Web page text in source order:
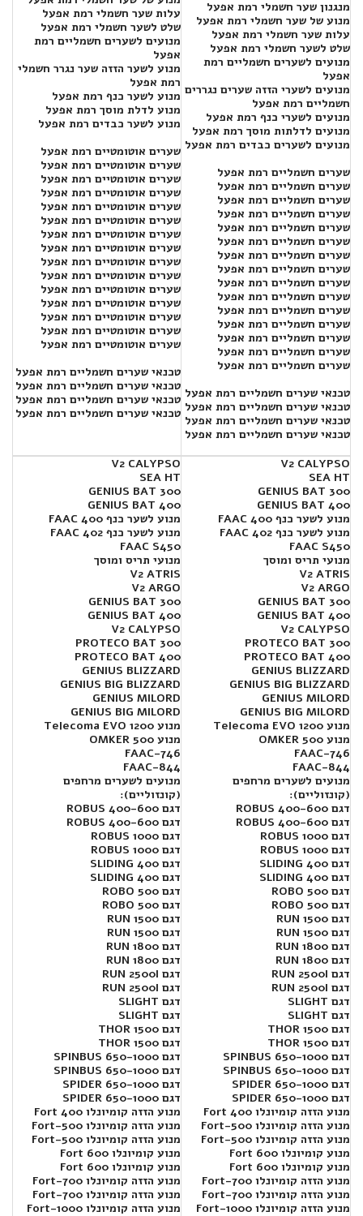
מנגנון שער חשמלי רמת אפעל
מנוע של שער חשמלי רמת אפעל
עלות שער חשמלי רמת אפעל
שלט לשער חשמלי רמת אפעל
מנועים לשערים חשמליים רמת
אפעל
מנועים לשערי הזזה שערים נגררים
חשמליים רמת אפעל
מנועים לשערי כנף רמת אפעל
מנועים לדלתות מוסך רמת אפעל
מנועים לשערים כבדים רמת אפעל
שערים חשמליים רמת אפעל
שערים חשמליים רמת אפעל
שערים חשמליים רמת אפעל
שערים חשמליים רמת אפעל
שערים חשמליים רמת אפעל
שערים חשמליים רמת אפעל
שערים חשמליים רמת אפעל
שערים חשמליים רמת אפעל
שערים חשמליים רמת אפעל
שערים חשמליים רמת אפעל
שערים חשמליים רמת אפעל
שערים חשמליים רמת אפעל
שערים חשמליים רמת אפעל
שערים חשמליים רמת אפעל
שערים חשמליים רמת אפעל
טכנאי שערים חשמליים רמת אפעל
טכנאי שערים חשמליים רמת אפעל
טכנאי שערים חשמליים רמת אפעל
טכנאי שערים חשמליים רמת אפעל
עלות שער חשמלי רמת אפעל
שלט לשער חשמלי רמת אפעל
מנועים לשערים חשמליים רמת
אפעל
מנוע לשער הזזה שער נגרר חשמלי
רמת אפעל
מנוע לשער כנף רמת אפעל
מנוע לדלת מוסך רמת אפעל
מנוע לשער כבדים רמת אפעל
שערים אוטומטיים רמת אפעל
שערים אוטומטיים רמת אפעל
שערים אוטומטיים רמת אפעל
שערים אוטומטיים רמת אפעל
שערים אוטומטיים רמת אפעל
שערים אוטומטיים רמת אפעל
שערים אוטומטיים רמת אפעל
שערים אוטומטיים רמת אפעל
שערים אוטומטיים רמת אפעל
שערים אוטומטיים רמת אפעל
שערים אוטומטיים רמת אפעל
שערים אוטומטיים רמת אפעל
שערים אוטומטיים רמת אפעל
שערים אוטומטיים רמת אפעל
שערים אוטומטיים רמת אפעל
טכנאי שערים חשמליים רמת אפעל
טכנאי שערים חשמליים רמת אפעל
טכנאי שערים חשמליים רמת אפעל
טכנאי שערים חשמליים רמת אפעל
V2 CALYPSO
SEA HT
300 GENIUS BAT
400 GENIUS BAT
מנוע לשער כנף FAAC 400
מנוע לשער כנף FAAC 402
FAAC S450
מנועי תריס ומוסך
V2 ATRIS
V2 ARGO
GENIUS BAT 300
GENIUS BAT 400
V2 CALYPSO
PROTECO BAT 300
PROTECO BAT 400
GENIUS BLIZZARD
GENIUS BIG BLIZZARD
GENIUS MILORD
GENIUS BIG MILORD
מנוע Telecoma EVO 1200
מנוע OMKER 500
FAAC-746
FAAC-844
מנועים לשערים מרחפים
(קונזוליים):
דגם 400-600 ROBUS
דגם 400-600 ROBUS
דגם 1000 ROBUS
דגם 1000 ROBUS
דגם SLIDING 400
דגם SLIDING 400
דגם ROBO 500
דגם ROBO 500
דגם RUN 1500
דגם RUN 1500
דגם RUN 1800
דגם RUN 1800
דגם RUN 2500I
דגם RUN 2500I
דגם SLIGHT
דגם SLIGHT
דגם THOR 1500
דגם THOR 1500
דגם SPINBUS 650-1000
דגם SPINBUS 650-1000
דגם SPIDER 650-1000
דגם SPIDER 650-1000
מנוע הזזה קומיונלו Fort 400
מנוע הזזה קומיונלו Fort-500
מנוע הזזה קומיונלו Fort-500
מנוע קומיונלו 600 Fort
מנוע קומיונלו 600 Fort
מנוע הזזה קומיונלו Fort-700
מנוע הזזה קומיונלו Fort-700
מנוע הזזה קומיונלו Fort-1000
V2 CALYPSO
SEA HT
300 GENIUS BAT
400 GENIUS BAT
מנוע לשער כנף FAAC 400
מנוע לשער כנף FAAC 402
FAAC S450
מנועי תריס ומוסך
V2 ATRIS
V2 ARGO
GENIUS BAT 300
GENIUS BAT 400
V2 CALYPSO
PROTECO BAT 300
PROTECO BAT 400
GENIUS BLIZZARD
GENIUS BIG BLIZZARD
GENIUS MILORD
GENIUS BIG MILORD
מנוע Telecoma EVO 1200
מנוע OMKER 500
FAAC-746
FAAC-844
מנועים לשערים מרחפים
(קונזוליים):
דגם 400-600 ROBUS
דגם 400-600 ROBUS
דגם 1000 ROBUS
דגם 1000 ROBUS
דגם SLIDING 400
דגם SLIDING 400
דגם ROBO 500
דגם ROBO 500
דגם RUN 1500
דגם RUN 1500
דגם RUN 1800
דגם RUN 1800
דגם RUN 2500I
דגם RUN 2500I
דגם SLIGHT
דגם SLIGHT
דגם THOR 1500
דגם THOR 1500
דגם SPINBUS 650-1000
דגם SPINBUS 650-1000
דגם SPIDER 650-1000
דגם SPIDER 650-1000
מנוע הזזה קומיונלו Fort 400
מנוע הזזה קומיונלו Fort-500
מנוע הזזה קומיונלו Fort-500
מנוע קומיונלו 600 Fort
מנוע קומיונלו 600 Fort
מנוע הזזה קומיונלו Fort-700
מנוע הזזה קומיונלו Fort-700
מנוע הזזה קומיונלו Fort-1000